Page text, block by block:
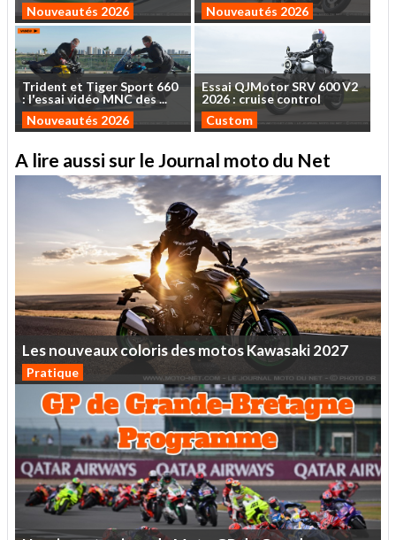
Nouveautés 2026
Nouveautés 2026
Trident et TigerSport 660
: l'essaividéo MNCdes...
Nouveautés 2026
EssaiQJMotorSRV 600V2
2026 : cruise control
Custom
A lire aussi sur le Journal moto du Net
LesnouveauxcolorisdesmotosKawasaki2027
Pratique